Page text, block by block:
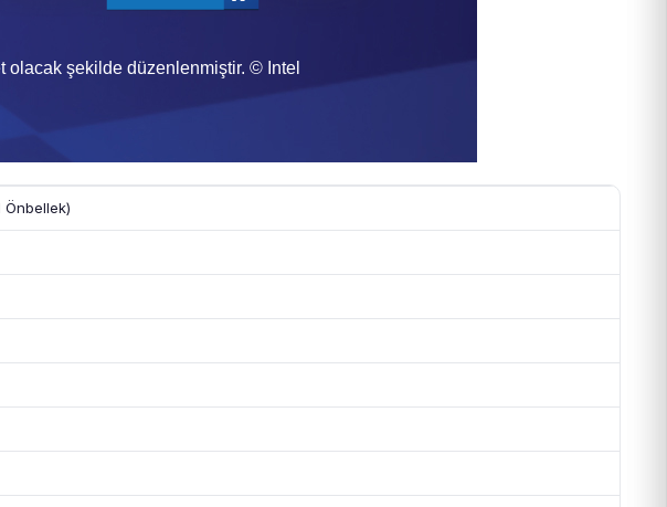
olacak şekilde düzenlenmiştir. © Intel
Önbellek)